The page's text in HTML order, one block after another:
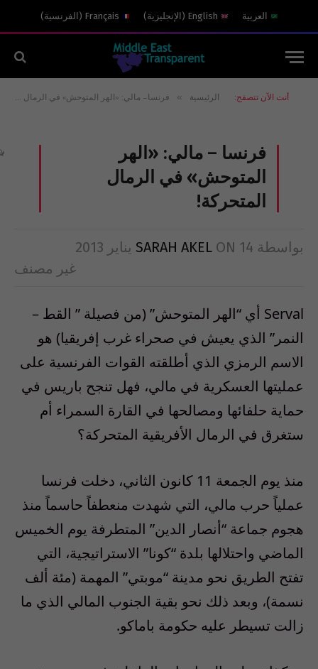
العربية English
( الإنجليزية)
Français
( الفرنسية)
أنت الآن تتصفح: الرئيسية » فرنسا – مالي: «الهر المتوحش» في الرمال المتحركة!
فرنسا – مالي: «الهر
المتوحش» في الرمال
المتحركة!
بواسطة SARAH AKEL ON 14 يناير 2013
غير مصنف
Serval أي “الهر المتوحش” (من فصيلة ” القط –
النمر” الذي يعيش في صحراء غرب إفريقيا) هو
الاسم الرمزي الذي أطلقته القوات الفرنسية على
عمليتها العسكرية في مالي، فهل تنجح باريس في
حماية حلفائها ومصالحها في القارة السمراء أم
ستغرق في الرمال الأفريقية المتحركة؟
منذ يوم الجمعة 11 كانون الثاني، دخلت فرنسا
عملياً حرب مالي، التي شهدت منعطفاً حاسماً منذ
هجوم جماعة “أنصار الدين” المتطرفة يوم الخميس
الماضي واحتلالها بلدة “كونا” الاستراتيجية، التي
تفتح الطريق نحو مدينة “موبتي” المهمة (مئة ألف
نسمة)، وبعد ذلك نحو بقية الجنوب المالي الذي ما
زالت تسيطر عليه حكومة باماكو.